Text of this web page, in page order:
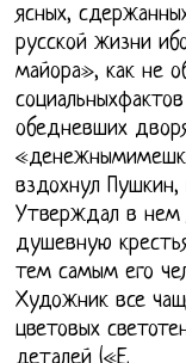
ясных,
русской жизни
майора», как не
обедневших
вздохнул Пушкин,
Утверждал в нем
душевную
тем самым его
Художник все
цветовых